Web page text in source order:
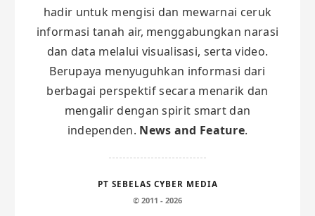
hadir untuk mengisi dan mewarnai ceruk
informasi tanah air, menggabungkan narasi
dan data melalui visualisasi, serta video.
Berupaya menyuguhkan informasi dari
berbagai perspektif secara menarik dan
mengalir dengan spirit smart dan
independen. News and Feature.
PT SEBELAS CYBER MEDIA
© 2011 - 2026